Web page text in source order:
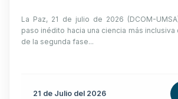
La Paz, 21 de julio de 2026 (DCOM-
paso inédito hacia una ciencia más inclusiva
de la segunda fase...
21 de Julio del 2026